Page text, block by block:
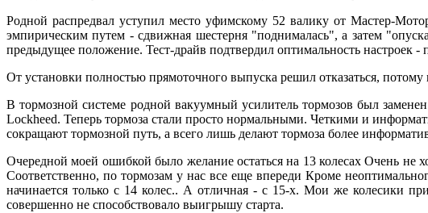
Родной распредвал уступил место уфимскому 52 валику от Мастер-
эмпирическим путем - сдвижная шестерня "поднималась", а затем
предыдущее положение. Тест-драйв подтвердил оптимальность настроек
От установки полностью прямоточного выпуска решил отказаться, потому
В тормозной системе родной вакуумный усилитель тормозов был
Lockheed. Теперь тормоза стали просто нормальными. Четкими и
сокращают тормозной путь, а всего лишь делают тормоза более
Очередной моей ошибкой было желание остаться на 13 колесах Очень не
Соответственно, по тормозам у нас все еще впереди Кроме
начинается только с 14 колес.. А отличная - с 15-х. Мои же колесики
совершенно не способствовало выигрышу старта.